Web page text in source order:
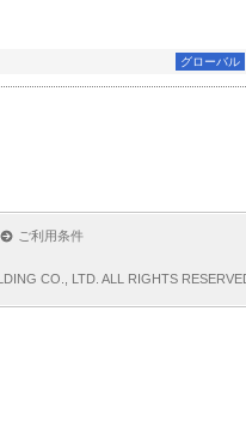
グローバル
ご利用条件
CO., LTD. ALL RIGHTS